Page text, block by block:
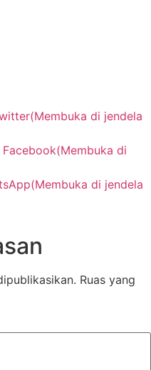
di jendela
di
di jendela
Ruas yang